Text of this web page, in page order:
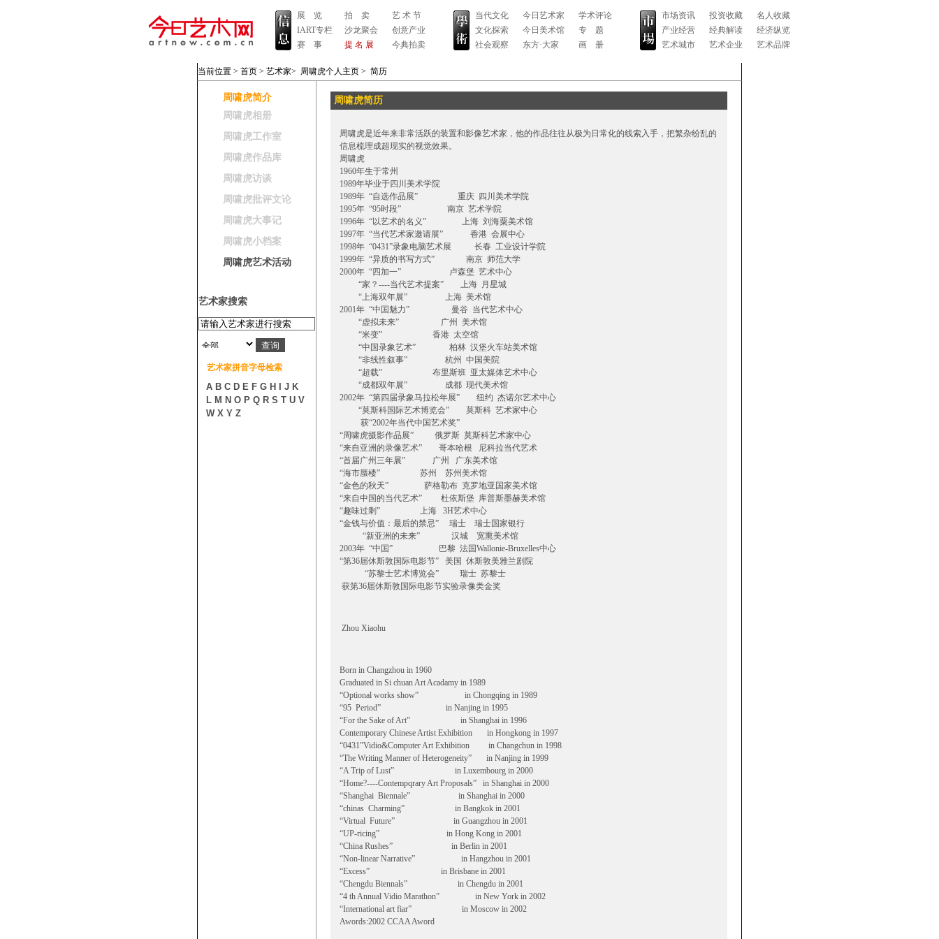
展 览
IART专栏
赛 事
拍 卖
沙龙聚会
提 名 展
艺 术 节
创意产业
今典拍卖
当代文化
文化探索
社会观察
今日艺术家
今日美术馆
东方·大家
学术评论
专 题
画 册
市场资讯
产业经营
艺术城市
投资收藏
经典解读
艺术企业
名人收藏
经济纵览
艺术品牌
当前位置 > 首页 > 艺术家> 周啸虎个人主页 > 简历
周啸虎简介
周啸虎相册
周啸虎工作室
周啸虎作品库
周啸虎访谈
周啸虎批评文论
周啸虎大事记
周啸虎小档案
周啸虎艺术活动
艺术家搜索
艺术家拼音字母检索
A B C D E F G H J K
L M N O P Q R S T U V
W X Y Z
周啸虎简历
周啸虎是近年来非常活跃的装置和影像艺术家，他的作品往往从极为日常化的线索入手，把繁杂纷乱的
信息梳理成超现实的视觉效果。
周啸虎
1960年生于常州
1989年毕业于四川美术学院
1989年 “自选作品展” 重庆 四川美术学院
1995年 “95时段” 南京 艺术学院
1996年 “以艺术的名义” 上海 刘海粟美术馆
1997年 “当代艺术家邀请展” 香港 会展中心
1998年 “0431”录象电脑艺术展 长春 工业设计学院
1999年 “异质的书写方式” 南京 师范大学
2000年 “四加一” 卢森堡 艺术中心
“家？----当代艺术提案” 上海 月星城
“上海双年展” 上海 美术馆
2001年 “中国魅力” 曼谷 当代艺术中心
“虚拟未来” 广州 美术馆
“米变” 香港 太空馆
“中国录象艺术” 柏林 汉堡火车站美术馆
“非线性叙事” 杭州 中国美院
“超载” 布里斯班 亚太媒体艺术中心
“成都双年展” 成都 现代美术馆
2002年 “第四届录象马拉松年展” 纽约 杰诺尔艺术中心
“莫斯科国际艺术博览会” 莫斯科 艺术家中心
获“2002年当代中国艺术奖”
“周啸虎摄影作品展” 俄罗斯 莫斯科艺术家中心
“来自亚洲的录像艺术” 哥本哈根 尼科拉当代艺术
“首届广州三年展” 广州 广东美术馆
“海市蜃楼” 苏州 苏州美术馆
“金色的秋天” 萨格勒布 克罗地亚国家美术馆
“来自中国的当代艺术” 杜依斯堡 库普斯墨赫美术馆
“趣味过剩” 上海 3H艺术中心
“金钱与价值：最后的禁忌” 瑞士 瑞士国家银行
“新亚洲的未来” 汉城 宽熏美术馆
2003年 “中国” 巴黎 法国Wallonie-Bruxelles中心
“第36届休斯敦国际电影节” 美国 休斯敦美雅兰剧院
“苏黎士艺术博览会” 瑞士 苏黎士
获第36届休斯敦国际电影节实验录像类金奖
Zhou Xiaohu
Born in Changzhou in 1960
Graduated in Si chuan Art Acadamy in 1989
“Optional works show” in Chongqing in 1989
“95 Period” in Nanjing in 1995
“For the Sake of Art” in Shanghai in 1996
Contemporary Chinese Artist Exhibition in Hongkong in 1997
“0431”Vidio&Computer Art Exhibition in Changchun in 1998
“The Writing Manner of Heterogeneity” in Nanjing in 1999
“A Trip of Lust” in Luxembourg in 2000
“Home?----Contempqrary Art Proposals” in Shanghai in 2000
“Shanghai Biennale” in Shanghai in 2000
“chinas Charming” in Bangkok in 2001
“Virtual Future” in Guangzhou in 2001
“UP-ricing” in Hong Kong in 2001
“China Rushes” in Berlin in 2001
“Non-linear Narrative” in Hangzhou in 2001
“Excess” in Brisbane in 2001
“Chengdu Biennals” in Chengdu in 2001
“4 th Annual Vidio Marathon” in New York in 2002
“International art fiar” in Moscow in 2002
Awords:2002 CCAA Aword